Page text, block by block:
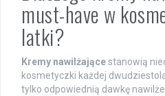
must-have w
latki?
Kremy nawilżającestanowią
kosmetyczki każdej
tylko odpowiednią dawkę